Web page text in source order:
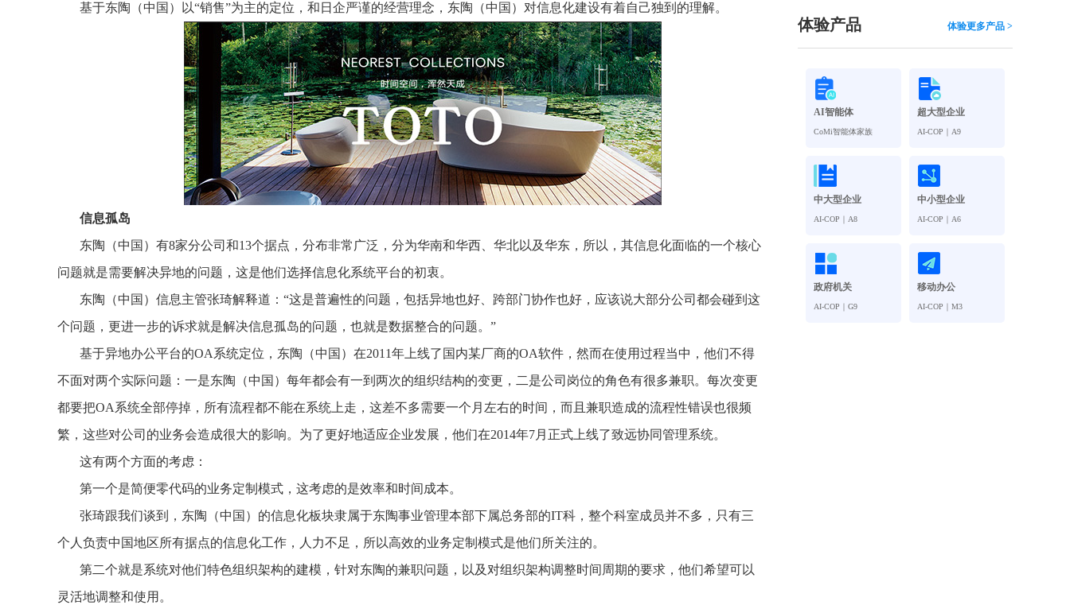
滚动查看更多
安全生产
点线面结合，安全风险管控新策略
穿透式监管
数智驱动，全域穿透
穿透式智能合同
穿透式智能科技
全级次穿透，数智驱动科技管理
HR人力资源管理
数智赋能人力，全域一体管控 企业人力穿透合规管控
人业财一体化
数智合规管控 数据驱动经营
体验产品 体验更多产品 >
AI智能体
CoMi智能体家族
超大型企业
AI-COP｜A9
中大型企业
AI-COP｜A8
中小型企业
AI-COP｜A6
政府机关
AI-COP｜G9
移动办公
AI-COP｜M3
基于东陶（中国）以“销售”为主的定位，和日企严谨的经营理念，东陶（中国）对信息化建设有着自己独到的理解。
信息孤岛
东陶（中国）有8家分公司和13个据点，分布非常广泛，分为华南和华西、华北以及华东，所以，其信息化面临的一个核心
问题就是需要解决异地的问题，这是他们选择信息化系统平台的初衷。
东陶（中国）信息主管张琦解释道：“这是普遍性的问题，包括异地也好、跨部门协作也好，应该说大部分公司都会碰到这
个问题，更进一步的诉求就是解决信息孤岛的问题，也就是数据整合的问题。”
基于异地办公平台的OA系统定位，东陶（中国）在2011年上线了国内某厂商的OA软件，然而在使用过程当中，他们不得
不面对两个实际问题：一是东陶（中国）每年都会有一到两次的组织结构的变更，二是公司岗位的角色有很多兼职。每次变更
都要把OA系统全部停掉，所有流程都不能在系统上走，这差不多需要一个月左右的时间，而且兼职造成的流程性错误也很频
繁，这些对公司的业务会造成很大的影响。为了更好地适应企业发展，他们在2014年7月正式上线了致远协同管理系统。
这有两个方面的考虑：
第一个是简便零代码的业务定制模式，这考虑的是效率和时间成本。
张琦跟我们谈到，东陶（中国）的信息化板块隶属于东陶事业管理本部下属总务部的IT科，整个科室成员并不多，只有三
个人负责中国地区所有据点的信息化工作，人力不足，所以高效的业务定制模式是他们所关注的。
第二个就是系统对他们特色组织架构的建模，针对东陶的兼职问题，以及对组织架构调整时间周期的要求，他们希望可以
灵活地调整和使用。